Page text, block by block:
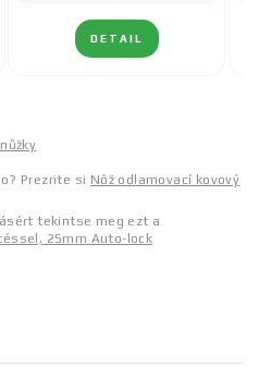
DETAIL
Prezrite si Nôž odlamovací kovový
tekintse meg ezt a
25mm Auto-lock